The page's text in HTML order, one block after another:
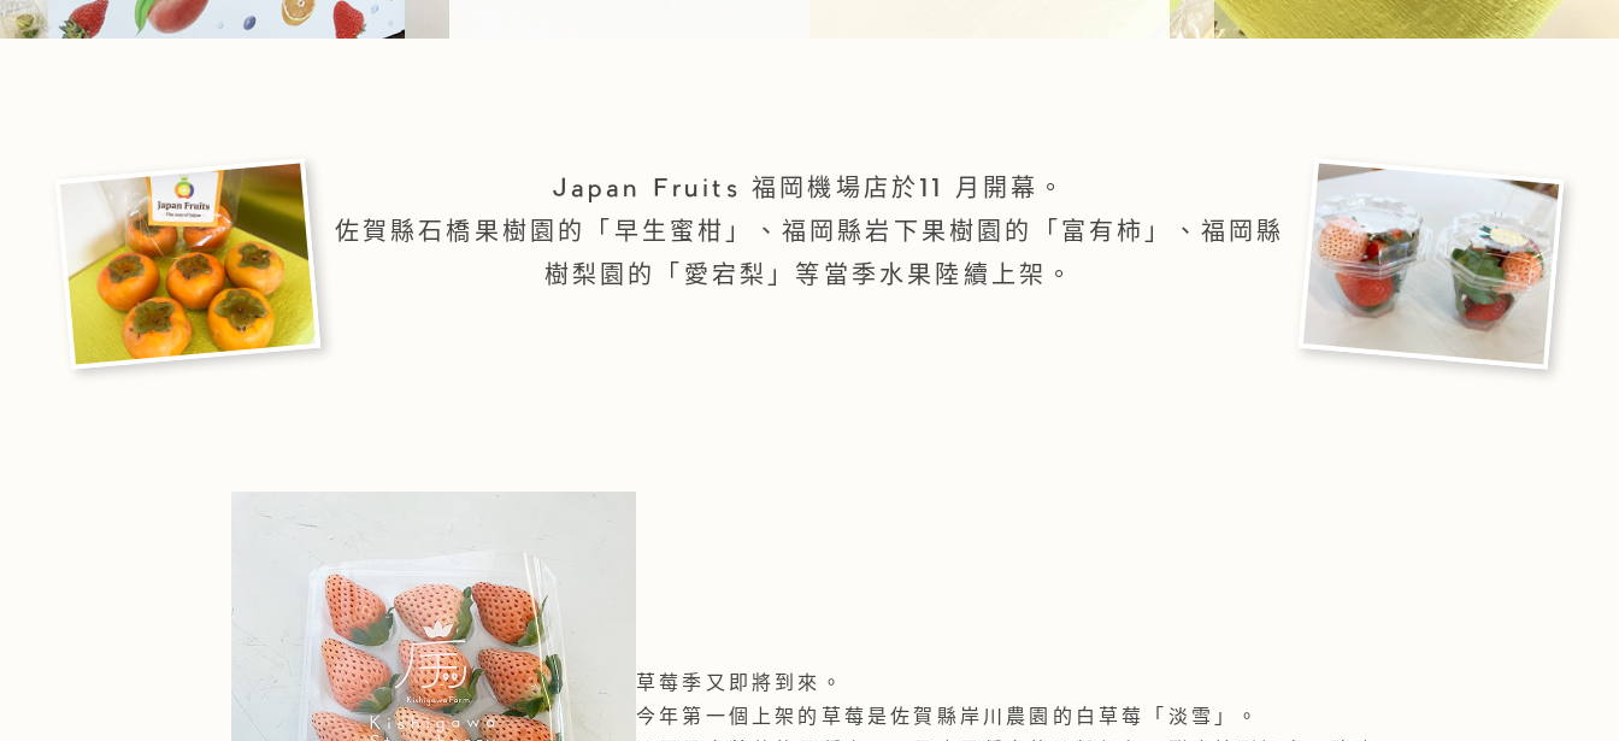
Japan Fruits 福岡機場店於11 月開幕。
佐賀縣石橋果樹園的「早生蜜柑」、福岡縣岩下果樹園的「富有柿」、福岡縣
樹梨園的「愛宕梨」等當季水果陸續上架。
草莓季又即將到來。
今年第一個上架的草莓是佐賀縣岸川農園的白草莓「淡雪」。